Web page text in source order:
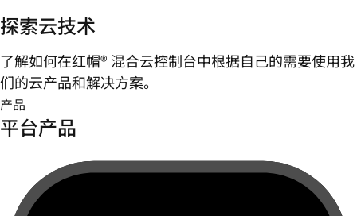
探索云技术
了解如何在红帽® 混合云控制台中根据自己的需要使用我
们的云产品和解决方案。
产品
平台产品